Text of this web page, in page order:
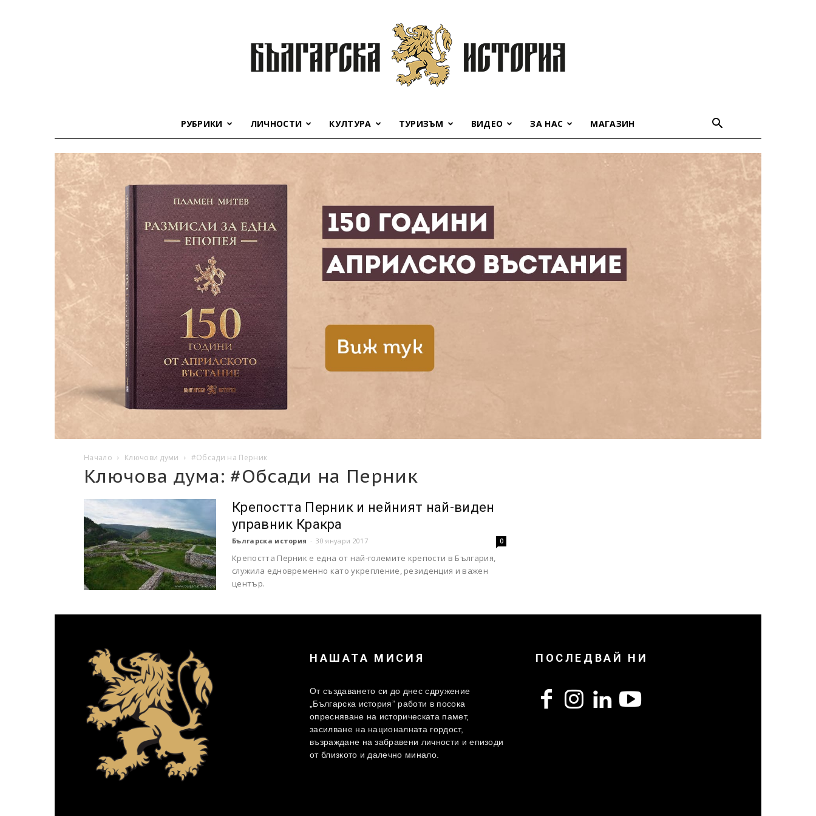
история
РУБРИКИ ЛИЧНОСТИ КУЛТУРА ТУРИЗЪМ ВИДЕО ЗА НАС МАГАЗИН
Начало Ключови думи #Обсади на Перник
Ключова дума: #Обсади на Перник
Крепостта Перник и нeйният най-виден
управник Кракра
Българска история - 30 януари 2017 0
Крепостта Перник е една от най-големите крепости в България,
служила едновременно като укрепление, резиденция и важен
център.
НАШАТА МИСИЯ
От създаването си до днес сдружение
„Българска история” работи в посока
опресняване на историческата памет,
засилване на националната гордост,
възраждане на забравени личности и епизоди
от близкото и далечно минало.
ПОСЛЕДВАЙ НИ